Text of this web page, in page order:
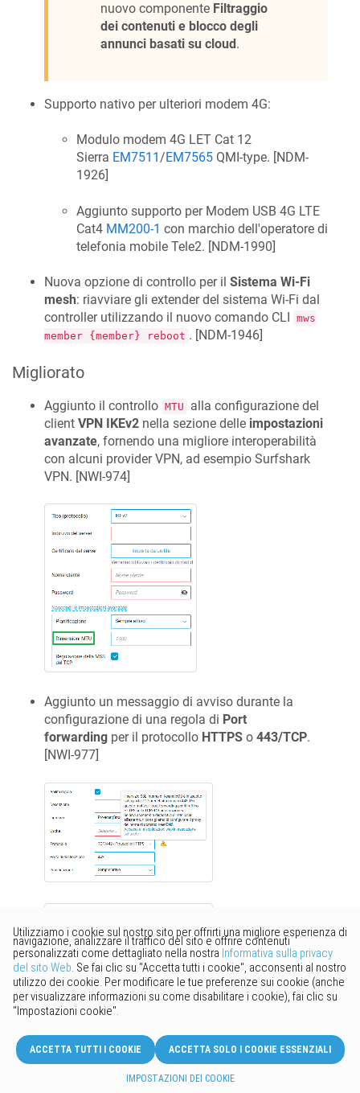
nuovo componente Filtraggio
dei contenuti e blocco degli
annunci basati su cloud .
Supporto nativo per ulteriori modem 4G:
Modulo modem 4G LET Cat 12
Sierra EM7511 /EM7565 QMI-type. [NDM-
1926]
Aggiunto supporto per Modem USB 4G LTE
Cat4 MM200-1 con marchio dell'operatore di
telefonia mobile Tele2. [NDM-1990]
Nuova opzione di controllo per il Sistema Wi‑Fi
mesh: riavviare gli extender del sistema Wi-Fi dal
controller utilizzando il nuovo comando CLI mws
member {member} reboot . [NDM-1946]
Migliorato
Aggiunto il controllo MTU
alla configurazione del
client VPN IKEv2 nella sezione delle impostazioni
avanzate, fornendo una migliore interoperabilità
con alcuni provider VPN, ad esempio Surfshark
VPN. [NWI-974]
Aggiunto un messaggio di avviso durante la
configurazione di una regola di Port
forwarding per il protocollo HTTPS o 443/TCP.
[NWI-977]